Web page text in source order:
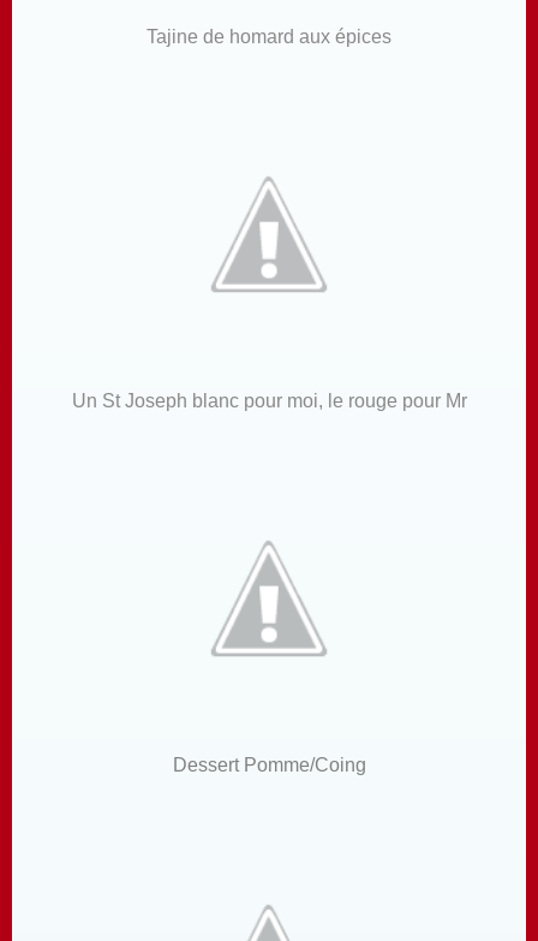
Tajine de homard aux épices
Un St Joseph blanc pour moi, le rouge pour Mr
Dessert Pomme/Coing